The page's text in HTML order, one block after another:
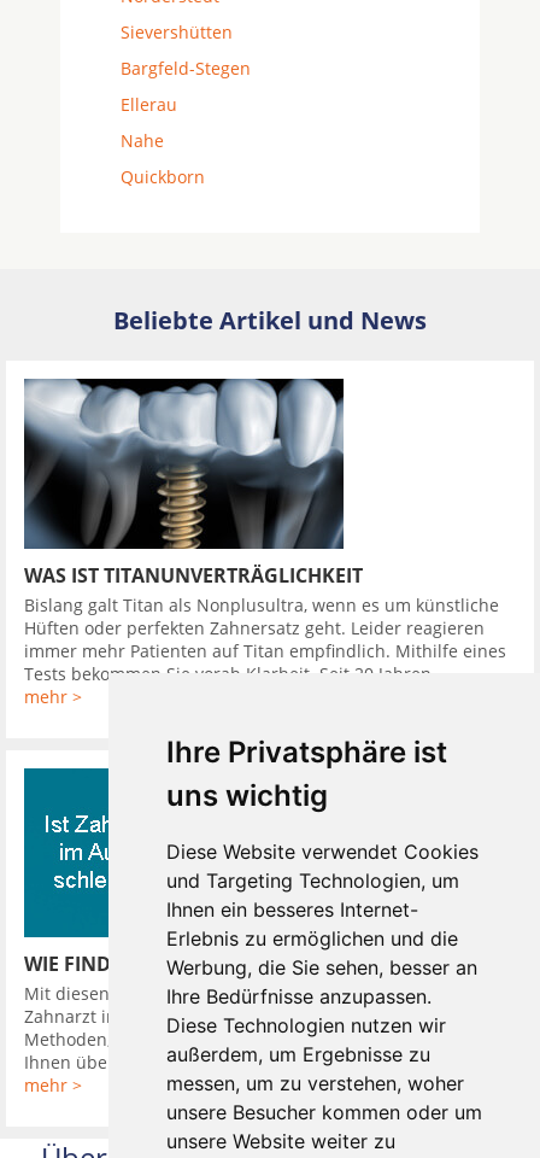
Ihre Privatsphäre ist
uns wichtig
Diese Website verwendet Cookies
und Targeting Technologien, um
Ihnen ein besseres Internet-
Erlebnis zu ermöglichen und die
Werbung, die Sie sehen, besser an
Ihre Bedürfnisse anzupassen.
Diese Technologien nutzen wir
außerdem, um Ergebnisse zu
messen, um zu verstehen, woher
unsere Besucher kommen oder um
unsere Website weiter zu
Sievershütten
Bargfeld-Stegen
Ellerau
Nahe
Quickborn
Beliebte Artikel und News
WAS IST TITANUNVERTRÄGLICHKEIT
Bislang galt Titan als Nonplusultra, wenn es um künstliche
Hüften oder perfekten Zahnersatz geht. Leider reagieren
immer mehr Patienten auf Titan empfindlich. Mithilfe eines
Tests bekommen Sie vorab Klarheit. Seit 20 Jahren ...
mehr >
WIE FINDE ICH EINEN GUTEN ZAHNARZT
Mit diesen 10 Tipps finden Sie leicht einen guten günstigen
Zahnarzt in Ihrer Nähe. So hat Ihr Zahnarzt verschiedene
Methoden, Sie in seine Diagnose einzubeziehen. Er kann
Ihnen über Kamera oder ...
mehr >